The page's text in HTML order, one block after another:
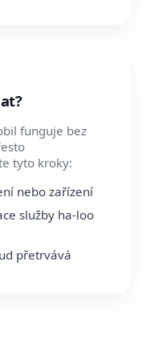
funguje bez
tyto kroky:
nebo zařízení
služby ha-loo
přetrvává